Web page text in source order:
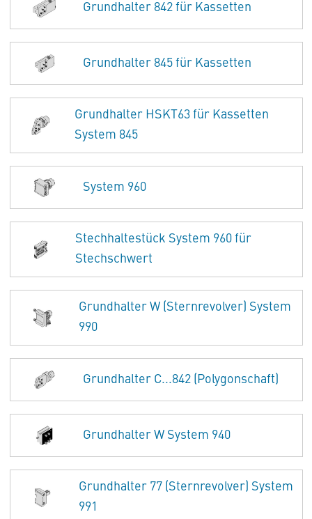
Grundhalter 842 für Kassetten
Grundhalter 845 für Kassetten
Grundhalter HSKT63 für Kassetten
System 845
System 960
Stechhaltestück System 960 für
Stechschwert
Grundhalter W (Sternrevolver) System
990
Grundhalter C...842 (Polygonschaft)
Grundhalter W System 940
Grundhalter 77 (Sternrevolver) System
991